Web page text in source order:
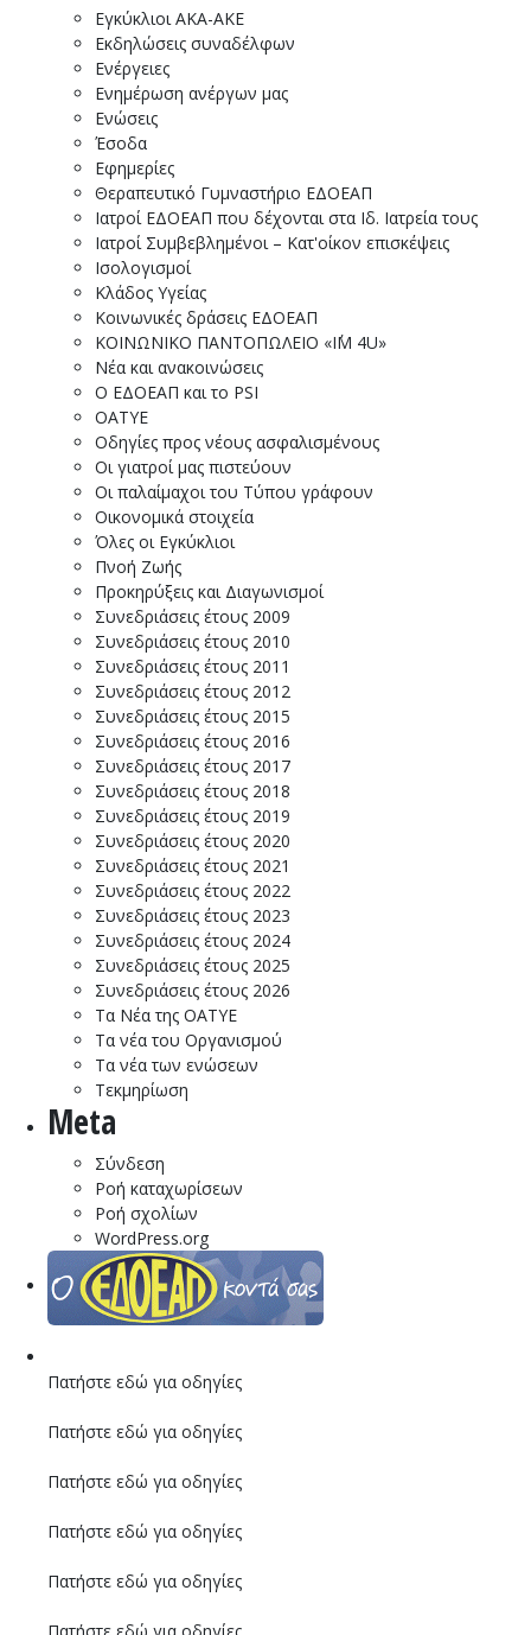
Εγκύκλιοι ΑΚΑ-ΑΚΕ
Εκδηλώσεις συναδέλφων
Ενέργειες
Ενημέρωση ανέργων μας
Ενώσεις
Έσοδα
Εφημερίες
Θεραπευτικό Γυμναστήριο ΕΔΟΕΑΠ
Ιατροί ΕΔΟΕΑΠ που δέχονται στα Ιδ. Ιατρεία τους
Ιατροί Συμβεβλημένοι – Κατ'οίκον επισκέψεις
Ισολογισμοί
Κλάδος Υγείας
Κοινωνικές δράσεις ΕΔΟΕΑΠ
ΚΟΙΝΩΝΙΚΟ ΠΑΝΤΟΠΩΛΕΙΟ «I΄M 4U»
Νέα και ανακοινώσεις
Ο ΕΔΟΕΑΠ και το PSI
ΟΑΤΥΕ
Οδηγίες προς νέους ασφαλισμένους
Οι γιατροί μας πιστεύουν
Οι παλαίμαχοι του Τύπου γράφουν
Οικονομικά στοιχεία
Όλες οι Εγκύκλιοι
Πνοή Ζωής
Προκηρύξεις και Διαγωνισμοί
Συνεδριάσεις έτους 2009
Συνεδριάσεις έτους 2010
Συνεδριάσεις έτους 2011
Συνεδριάσεις έτους 2012
Συνεδριάσεις έτους 2015
Συνεδριάσεις έτους 2016
Συνεδριάσεις έτους 2017
Συνεδριάσεις έτους 2018
Συνεδριάσεις έτους 2019
Συνεδριάσεις έτους 2020
Συνεδριάσεις έτους 2021
Συνεδριάσεις έτους 2022
Συνεδριάσεις έτους 2023
Συνεδριάσεις έτους 2024
Συνεδριάσεις έτους 2025
Συνεδριάσεις έτους 2026
Τα Νέα της ΟΑΤΥΕ
Τα νέα του Οργανισμού
Τα νέα των ενώσεων
Τεκμηρίωση
Meta
Σύνδεση
Ροή καταχωρίσεων
Ροή σχολίων
WordPress.org
Πατήστε εδώ για οδηγίες
Πατήστε εδώ για οδηγίες
Πατήστε εδώ για οδηγίες
Πατήστε εδώ για οδηγίες
Πατήστε εδώ για οδηγίες